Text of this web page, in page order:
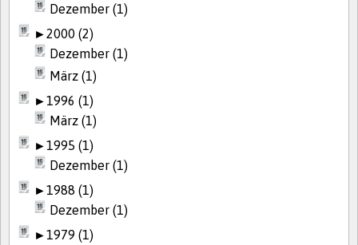
Dezember (1)
►2000 (2)
Dezember (1)
März (1)
►1996 (1)
März (1)
►1995 (1)
Dezember (1)
►1988 (1)
Dezember (1)
►1979 (1)